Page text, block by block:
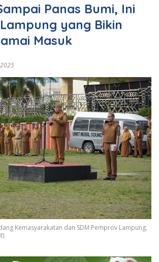
Panas Bumi, Ini
yang Bikin
Masuk
Kemasyarakatan dan SDM Pemprov Lampung,